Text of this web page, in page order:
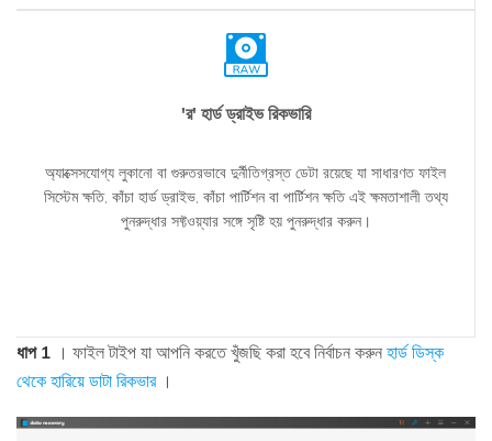
'র' হার্ড ড্রাইভ রিকভারি
অ্যাক্সেসযোগ্য লুকানো বা গুরুতরভাবে দুর্নীতিগ্রস্ত ডেটা রয়েছে যা সাধারণত ফাইল
সিস্টেম ক্ষতি, কাঁচা হার্ড ড্রাইভ, কাঁচা পার্টিশন বা পার্টিশন ক্ষতি এই ক্ষমতাশালী তথ্য
পুনরুদ্ধার সফ্টওয়্যার সঙ্গে সৃষ্টি হয় পুনরুদ্ধার করুন।
ধাপ 1 । ফাইল টাইপ যা আপনি করতে খুঁজছি করা হবে নির্বাচন করুন হার্ড ডিস্ক
থেকে হারিয়ে ডাটা রিকভার।